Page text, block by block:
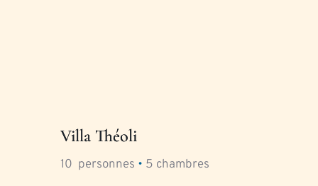
Villa Théoli
10
  personnes
• 5 chambres